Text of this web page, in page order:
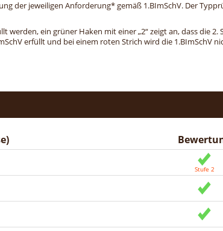
der jeweiligen Anforderung* gemäß 1.BImSchV. Der
werden, ein grüner Haken mit einer „2“ zeigt an, dass die 2.
erfüllt und bei einem roten Strich wird die 1.BImSchV